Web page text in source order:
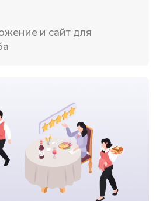
и сайт для